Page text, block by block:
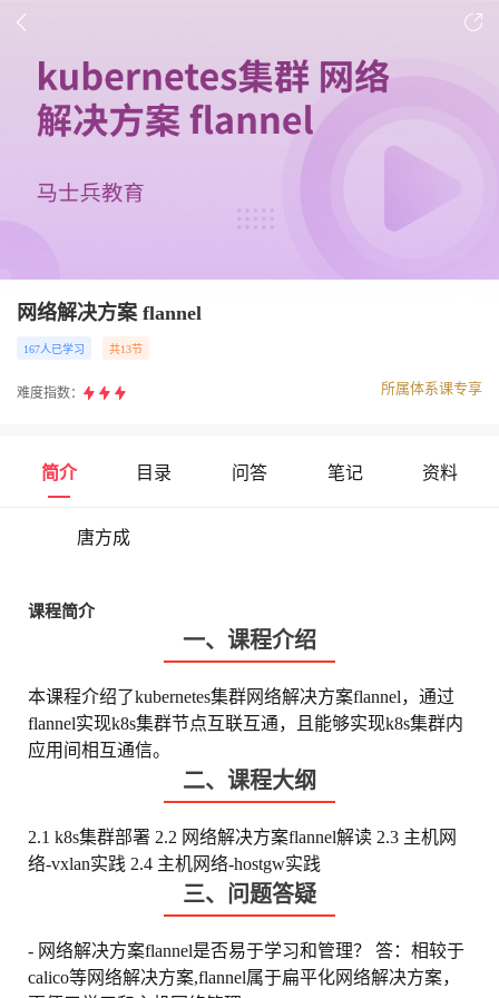
网络解决方案 flannel
167人已学习 共13节
难度指数： 所属体系课专享
简介 目录 问答 笔记 资料
唐方成
课程简介
一、课程介绍
本课程介绍了kubernetes集群网络解决方案flannel，通过
flannel实现k8s集群节点互联互通，且能够实现k8s集群内
应用间相互通信。
二、课程大纲
2.1 k8s集群部署 2.2 网络解决方案flannel解读 2.3 主机网
络-vxlan实践 2.4 主机网络-hostgw实践
三、问题答疑
- 网络解决方案flannel是否易于学习和管理？ 答：相较于
calico等网络解决方案,flannel属于扁平化网络解决方案，